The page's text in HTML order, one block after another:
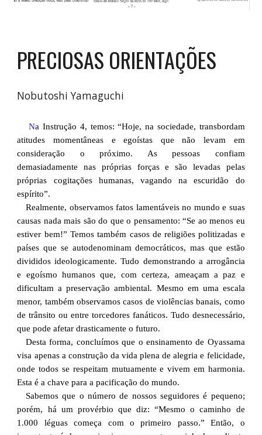
PRECIOSAS ORIENTAÇÕES
Nobutoshi Yamaguchi
Na Instrução 4, temos: “Hoje, na sociedade, transbordam
atitudes momentâneas e egoístas que não levam em
consideração o próximo. As pessoas confiam
demasiadamente nas próprias forças e são levadas pelas
próprias cogitações humanas, vagando na escuridão do
espírito”.
Realmente, observamos fatos lamentáveis no mundo e suas
causas nada mais são do que o pensamento: “Se ao menos eu
estiver bem!” Temos também casos de religiões politizadas e
países que se autodenominam democráticos, mas que estão
divididos ideologicamente. Tudo demonstrando a arrogância
e egoísmo humanos que, com certeza, ameaçam a paz e
dificultam a preservação ambiental. Mesmo em uma escala
menor, também observamos casos de violências banais, como
de trânsito ou entre torcedores fanáticos. Tudo desnecessário,
que pode afetar drasticamente o futuro.
Desta forma, concluímos que o ensinamento de Oyassama
visa apenas a construção da vida plena de alegria e felicidade,
onde todos se respeitam mutuamente e vivem em harmonia.
Esta é a chave para a pacificação do mundo.
Sabemos que o número de nossos seguidores é pequeno;
porém, há um provérbio que diz: “Mesmo o caminho de
1.000 léguas começa com o primeiro passo.” Então, o